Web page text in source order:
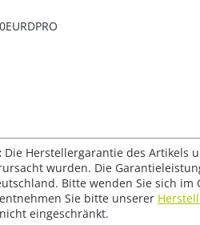
Die Herstellergarantie des Artikels
wurden. Die
Bitte wenden Sie sich
Sie bitte unserer
eingeschränkt.